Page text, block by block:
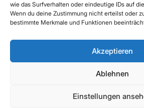
wie das Surfverhalten oder eindeutige IDs auf
Wenn du deine Zustimmung nicht erteilst oder
bestimmte Merkmale und Funktionen
Akzeptieren
Ablehnen
Einstellungen
Kontakt
Striewe Zeitarbeit GmbH
05021 6080060